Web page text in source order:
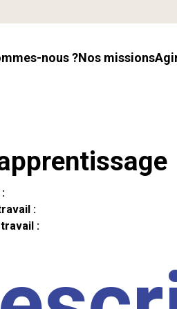
nous ? Nos missions
:
: